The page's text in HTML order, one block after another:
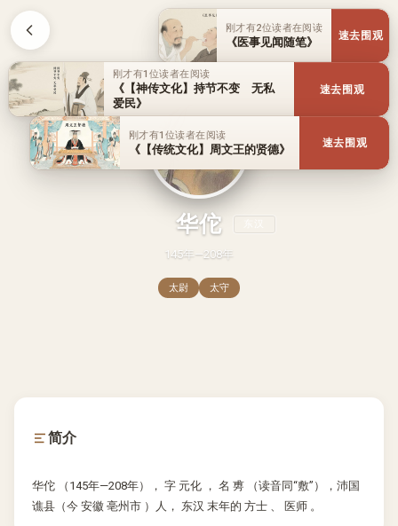
华佗
145年—208年
太尉 太守
简介
华佗 （145年—208年）， 字 元化 ， 名 旉 （读音同“敷”），沛国
谯县（今 安徽 亳州市 ）人， 东汉 末年的 方士 、 医师 。
刚才有2位读者在阅读
《医事见闻随笔》 速去围观
刚才有1位读者在阅读
《【神传文化】持节不变 无私
爱民》
速去围观
刚才有1位读者在阅读
《【传统文化】周文王的贤德》 速去围观